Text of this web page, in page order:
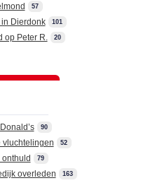
57
Dierdonk 101
op Peter R. 20
90
vluchtelingen 52
79
overleden 163